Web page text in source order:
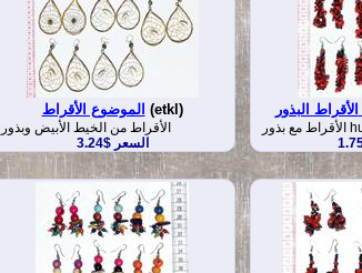
الموضوع الأقراط (etkl)
الأقراط من الخيط الأبيض وبذور
السعر $3.24